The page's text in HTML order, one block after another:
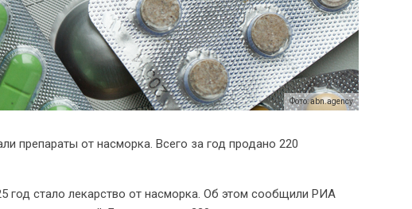
Фото: abn.agency
препараты от насморка. Всего за год продано 220
год стало лекарство от насморка. Об этом сообщили РИА